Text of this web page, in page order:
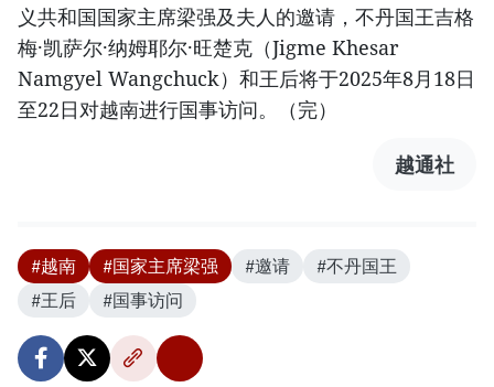
义共和国国家主席梁强及夫人的邀请，不丹国王吉格
梅·凯萨尔·纳姆耶尔·旺楚克（Jigme Khesar
Namgyel Wangchuck）和王后将于2025年8月18日
至22日对越南进行国事访问。（完）
越通社
#越南 #国家主席梁强 #邀请
#不丹国王
#王后
#国事访问